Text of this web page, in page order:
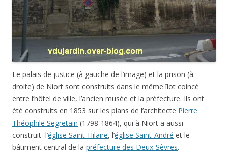
Le palais de justice (à gauche de l’image) et la prison (à
droite) de Niort sont construits dans le même îlot coincé
entre l’hôtel de ville, l’ancien musée et la préfecture. Ils ont
été construits en 1853 sur les plans de l’architecte Pierre
Théophile Segretain (1798-1864), qui à Niort a aussi
construit l’église Saint-Hilaire, l’église Saint-André et le
bâtiment central de la préfecture des Deux-Sèvres.